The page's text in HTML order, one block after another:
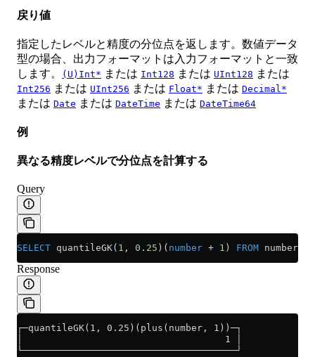
戻り値
指定したレベルと精度の分位点を返します。数値データ
型の場合、出力フォーマットは入力フォーマットと一致
します。
(U)Int* または Int128 または UInt128 または
Int256 または UInt256 または Float* または Decimal*
または Date または DateTime または DateTime64
例
異なる精度レベルで分位点を計算する
Query
SELECT quantileGK( 1 , 0 . 25 )( number + 1 ) FROM numbers(
Response
┌─quantileGK(1, 0.25)(plus(number, 1))─┐
│                                    1 │
└──────────────────────────────────────┘